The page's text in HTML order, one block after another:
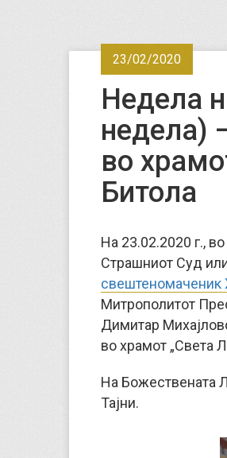
23/02/2020
Недела
недела)
во
Битола
На 23.02.2020 г.,
Страшниот Суд
свештеномаченик
Митрополитот
Димитар
во храмот „Света
На Божествената
Тајни.